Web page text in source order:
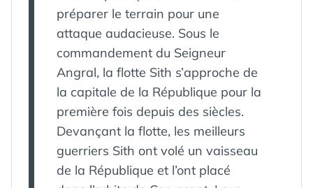
préparer le terrain pour une
attaque audacieuse. Sous le
commandement du Seigneur
Angral, la flotte Sith s’approche de
la capitale de la République pour la
première fois depuis des siècles.
Devançant la flotte, les meilleurs
guerriers Sith ont volé un vaisseau
de la République et l’ont placé